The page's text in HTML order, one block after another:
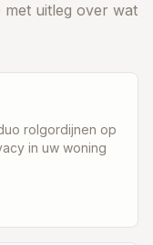
met uitleg over wat
rolgordijnen op
in uw woning